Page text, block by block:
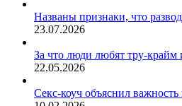
Названы признаки, что
23.07.2026
За что люди любят тру-крайм
22.05.2026
Секс-коуч объяснил